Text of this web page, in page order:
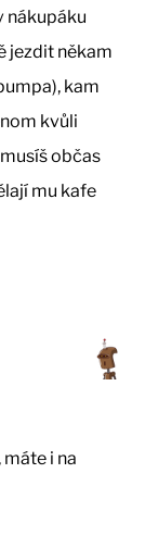
nákupáku
jezdit někam
kam
kvůli
občas
mu kafe
i na